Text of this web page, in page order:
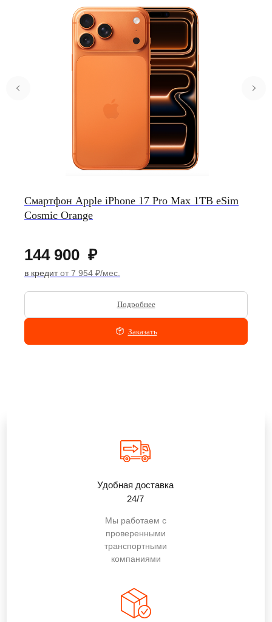
Смартфон Apple iPhone 17 Pro Max 1TB eSim
Cosmic Orange
144 900 ₽
в кредитот 7 954 ₽/мес.
Подробнее
Заказать
Удобная доставка
24/7
Мы работаем с
проверенными
транспортными
компаниями